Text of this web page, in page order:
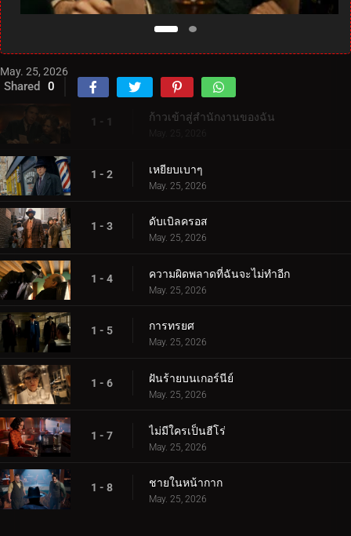
May. 25, 2026
Shared 0
1 - 1 ก้าวเข้าสู่สำนักงานของฉัน
May. 25, 2026
1 - 2 เหยียบเบาๆ
May. 25, 2026
1 - 3 ดับเบิลครอส
May. 25, 2026
1 - 4 ความผิดพลาดที่ฉันจะไม่ทำอีก
May. 25, 2026
1 - 5 การทรยศ
May. 25, 2026
1 - 6 ฝันร้ายบนเกอร์นีย์
May. 25, 2026
1 - 7 ไม่มีใครเป็นฮีโร่
May. 25, 2026
1 - 8 ชายในหน้ากาก
May. 25, 2026